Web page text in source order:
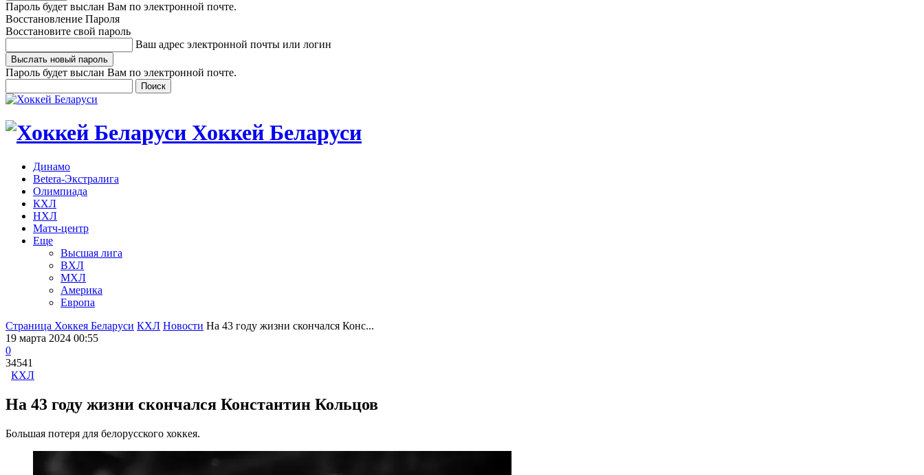
Пароль будет выслан Вам по электронной почте.
Восстановление Пароля
Восстановите свой пароль
Ваш адрес электронной почты или логин
Пароль будет выслан Вам по электронной почте.
Хоккей Беларуси
Динамо
Betera-Экстралига
Олимпиада
КХЛ
НХЛ
Матч-центр
Еще
Высшая лига
ВХЛ
МХЛ
Америка
Европа
Страница Хоккея Беларуси КХЛ Новости На 43 году жизни скончался Конс...
19 марта 2024 00:55
0
34541
КХЛ
На 43 году жизни скончался Константин Кольцов
Большая потеря для белорусского хоккея.